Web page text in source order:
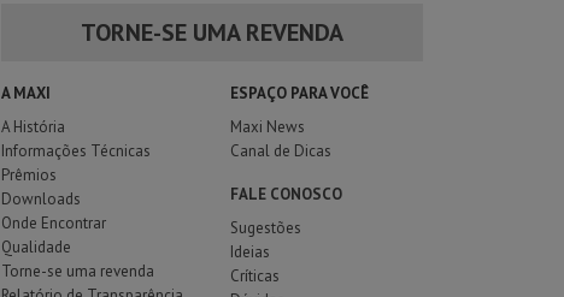
TORNE-SE UMA REVENDA
A MAXI
A História
Informações Técnicas
Prêmios
Downloads
Onde Encontrar
Qualidade
Torne-se uma revenda
ESPAÇO PARA VOCÊ
Maxi News
Canal de Dicas
FALE CONOSCO
Sugestões
Ideias
Críticas